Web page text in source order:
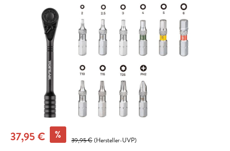
Bildergalerie überspringen
37,95 € % 39,95 €(Hersteller-UVP)